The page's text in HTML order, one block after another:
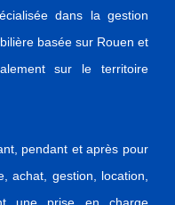
dans la gestion
basée sur Rouen et
sur le territoire
pendant et après pour
achat, gestion, location,